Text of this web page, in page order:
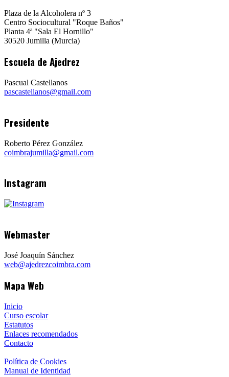
Plaza de la Alcoholera nº 3
Centro Sociocultural "Roque Baños"
Planta 4ª "Sala El Hornillo"
30520 Jumilla (Murcia)
Escuela de Ajedrez
Pascual Castellanos
pascastellanos@gmail.com
Presidente
Roberto Pérez González
coimbrajumilla@gmail.com
Instagram
Webmaster
José Joaquín Sánchez
web@ajedrezcoimbra.com
Mapa Web
Inicio
Curso escolar
Estatutos
Enlaces recomendados
Contacto
Política de Cookies
Manual de Identidad